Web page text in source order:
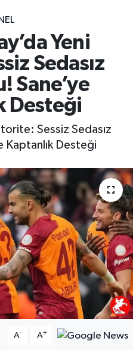
Yeni
Sedasız
Sane’ye
Desteği
Sessiz Sedasız
Kaptanlık Desteği
A- A+